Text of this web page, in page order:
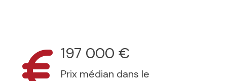
197 000 €
Prix médian dans le